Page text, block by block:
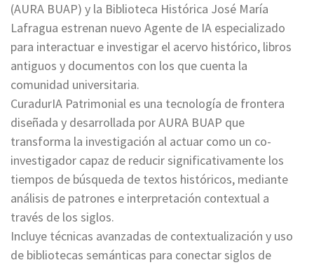
(AURA BUAP) y la Biblioteca Histórica José María
Lafragua estrenan nuevo Agente de IA especializado
para interactuar e investigar el acervo histórico, libros
antiguos y documentos con los que cuenta la
comunidad universitaria.
CuradurIA Patrimonial es una tecnología de frontera
diseñada y desarrollada por AURA BUAP que
transforma la investigación al actuar como un co-
investigador capaz de reducir significativamente los
tiempos de búsqueda de textos históricos, mediante
análisis de patrones e interpretación contextual a
través de los siglos.
Incluye técnicas avanzadas de contextualización y uso
de bibliotecas semánticas para conectar siglos de